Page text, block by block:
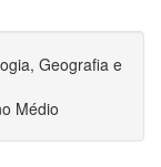
Geografia e
Médio